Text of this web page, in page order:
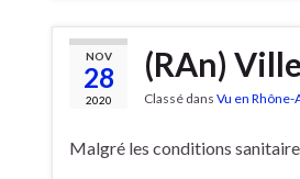
NOV
28
2020
(RAn)
Classé dans Vu en Rhône-
Malgré les conditions